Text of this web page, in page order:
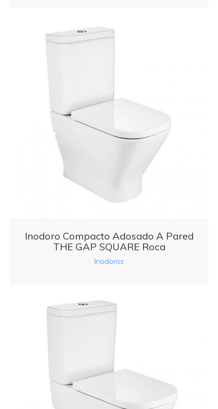
Inodoro Compacto Adosado A Pared
THE GAP SQUARE Roca
Inodoros